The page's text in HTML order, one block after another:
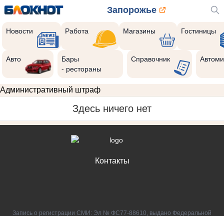
Запорожье
Новости Работа Магазины Гостиницы
Авто
Бары
- рестораны
Справочник
Административный штраф
Здесь ничего нет
Контакты
Запись о регистрации СМИ: Эл № ФС77-88610, выдано Федеральной